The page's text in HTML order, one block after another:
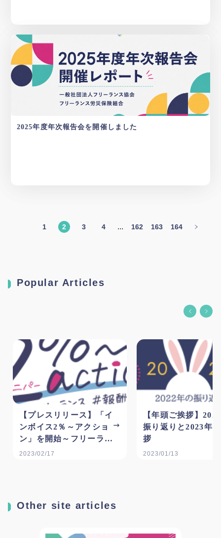
2025年度年次報告会を開催しました
1 2 3 4 ... 162 163 164
Popular Articles
【プレスリリース】「イ
ンボイス2％～アクショ
ン」を開始～フリーラン
スの報酬適正化に向けた
2023/02/17
【年頭ご挨拶】
振り返りと2023年
拶
2023/01/13
Other site articles